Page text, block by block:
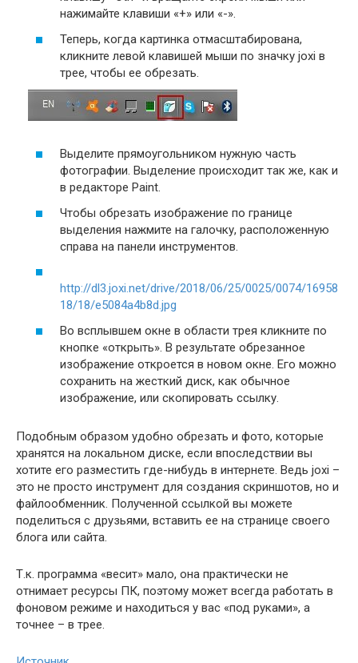
нажимайте клавиши «+» или «-».
Теперь, когда картинка отмасштабирована,
кликните левой клавишей мыши по значку joxi в
трее, чтобы ее обрезать.
Выделите прямоугольником нужную часть
фотографии. Выделение происходит так же, как и
в редакторе Paint.
Чтобы обрезать изображение по границе
выделения нажмите на галочку, расположенную
справа на панели инструментов.
http://dl3.joxi.net/drive/2018/06/25/0025/0074/16958
18/18/e5084a4b8d.jpg
Во всплывшем окне в области трея кликните по
кнопке «открыть». В результате обрезанное
изображение откроется в новом окне. Его можно
сохранить на жесткий диск, как обычное
изображение, или скопировать ссылку.
Подобным образом удобно обрезать и фото, которые
хранятся на локальном диске, если впоследствии вы
хотите его разместить где-нибудь в интернете. Ведь joxi –
это не просто инструмент для создания скриншотов, но и
файлообменник. Полученной ссылкой вы можете
поделиться с друзьями, вставить ее на странице своего
блога или сайта.
Т.к. программа «весит» мало, она практически не
отнимает ресурсы ПК, поэтому может всегда работать в
фоновом режиме и находиться у вас «под руками», а
точнее – в трее.